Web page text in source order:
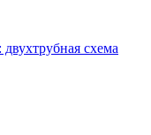
схема